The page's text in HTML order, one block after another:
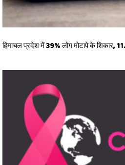
हिमाचल प्रदेश में 39% लोग मोटापे के शिकार,